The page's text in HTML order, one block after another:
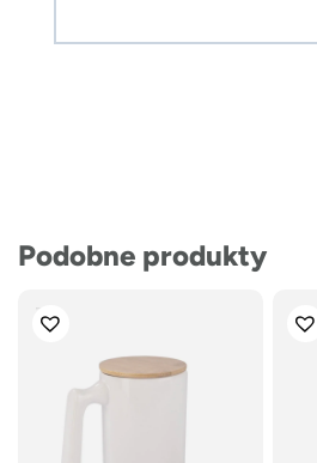
Podobne produkty